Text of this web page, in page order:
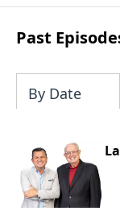
Past
By Date